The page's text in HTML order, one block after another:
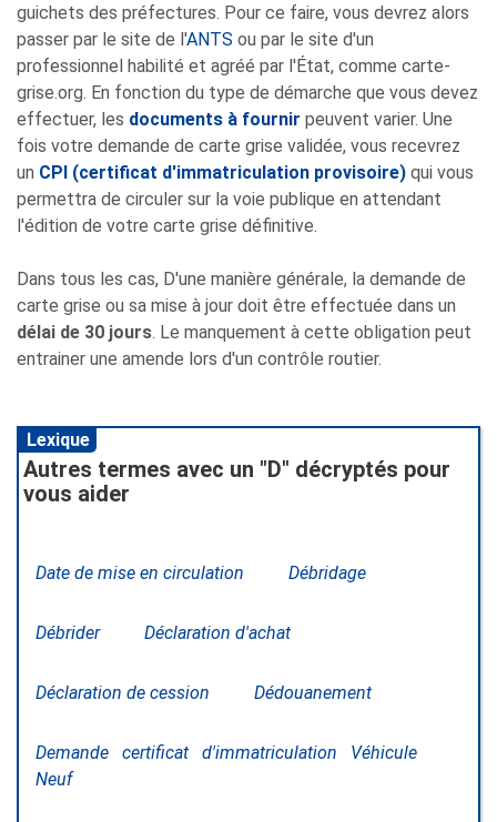
guichets des préfectures. Pour ce faire, vous devrez alors
passer par le site de l'ANTS ou par le site d'un
professionnel habilité et agréé par l'État, comme carte-
grise.org. En fonction du type de démarche que vous devez
effectuer, les documents à fournir peuvent varier. Une
fois votre demande de carte grise validée, vous recevrez
un CPI (certificat d'immatriculation provisoire) qui vous
permettra de circuler sur la voie publique en attendant
l'édition de votre carte grise définitive.
Dans tous les cas, D'une manière générale, la demande de
carte grise ou sa mise à jour doit être effectuée dans un
délai de 30 jours. Le manquement à cette obligation peut
entrainer une amende lors d'un contrôle routier.
Lexique
Autres termes avec un "D" décryptés pour
vous aider
Date de mise en circulation Débridage
Débrider Déclaration d'achat
Déclaration de cession Dédouanement
Demande certificat d'immatriculation Véhicule
Neuf